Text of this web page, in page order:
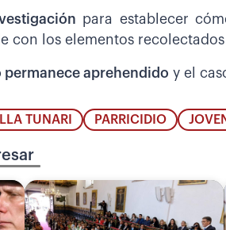
para establecer
con los elementos
permanece aprehendido y el
TUNARI PARRICIDIO